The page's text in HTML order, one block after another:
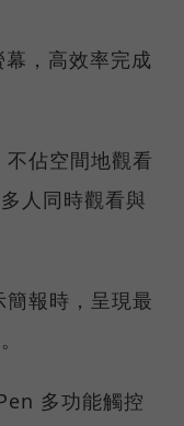
，高效率完成
佔空間地觀看
人同時觀看與
報時，呈現最
多功能觸控